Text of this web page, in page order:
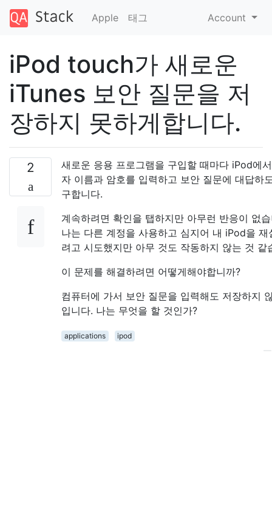
Apple 태그 Account
iPod touch가 새로운
iTunes 보안 질문을 저
장하지 못하게합니다.
2
새로운 응용 프로그램을 구입할 때마다 iPod에
자 이름과 암호를 입력하고 보안 질문에 대답하
구합니다.
계속하려면 확인을 탭하지만 아무런 반응이 없
나는 다른 계정을 사용하고 심지어 내 iPod을 재
려고 시도했지만 아무 것도 작동하지 않는 것 같
이 문제를 해결하려면 어떻게해야합니까?
컴퓨터에 가서 보안 질문을 입력해도 저장하지
입니다. 나는 무엇을 할 것인가?
applications
ipod